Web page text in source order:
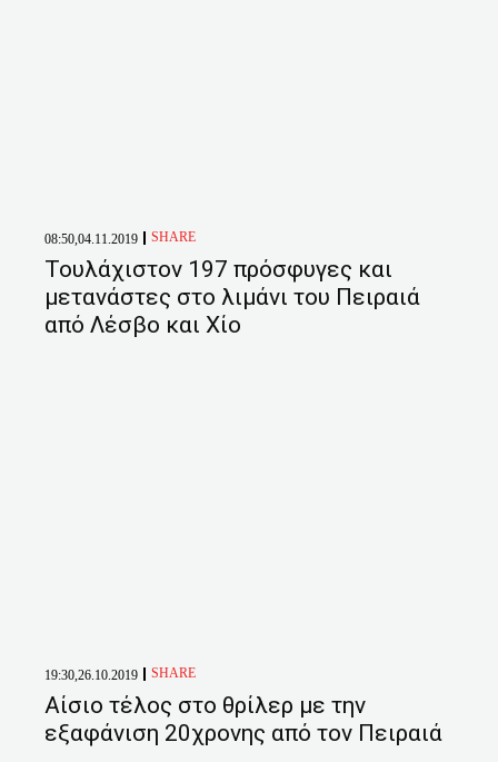
08:50,04.11.2019 SHARE
Τουλάχιστον 197 πρόσφυγες και
μετανάστες στο λιμάνι του Πειραιά
από Λέσβο και Χίο
19:30,26.10.2019 SHARE
Αίσιο τέλος στο θρίλερ με την
εξαφάνιση 20χρονης από τον Πειραιά